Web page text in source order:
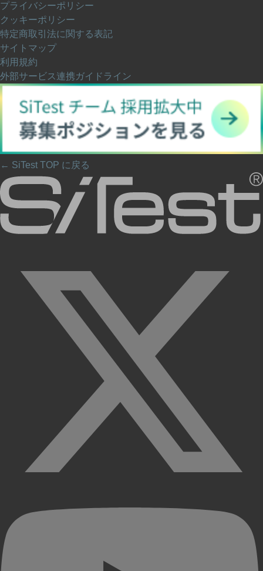
プライバシーポリシー
クッキーポリシー
特定商取引法に関する表記
サイトマップ
利用規約
外部サービス連携ガイドライン
← SiTest TOP に戻る